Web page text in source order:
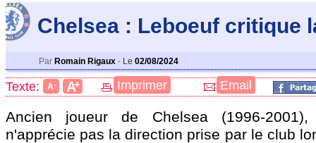
Chelsea : Leboeuf critique
Par Romain Rigaux - Le 02/08/2024
Texte: A- A+ Imprimer Email
Ancien joueur de Chelsea (1996-
n'apprécie pas la direction prise par le club